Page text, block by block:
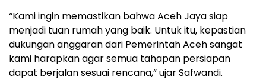
“Kami ingin memastikan bahwa Aceh Jaya siap
menjadi tuan rumah yang baik. Untuk itu, kepastian
dukungan anggaran dari Pemerintah Aceh sangat
kami harapkan agar semua tahapan persiapan
dapat berjalan sesuai rencana,” ujar Safwandi.